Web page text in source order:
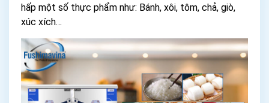
hấp một số thực phẩm như: Bánh, xôi, tôm, chả, giò,
xúc xích…